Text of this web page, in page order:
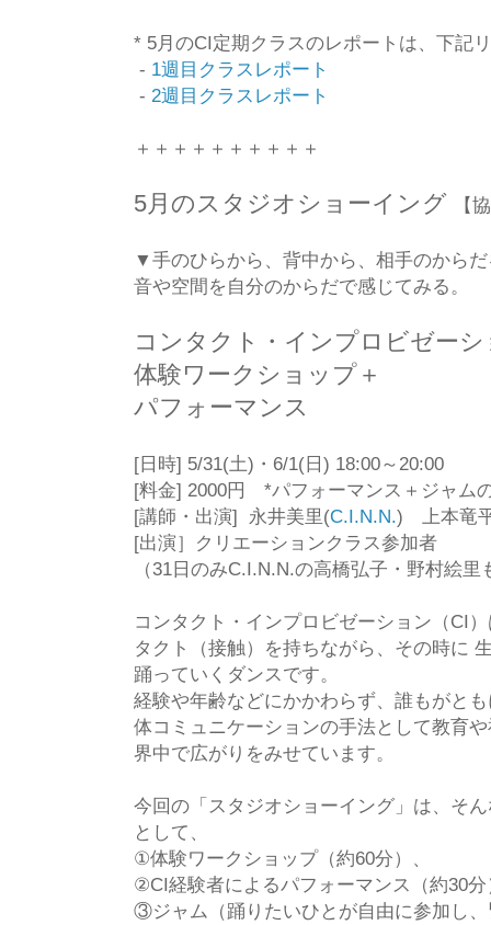
* 5月のCI定期クラスのレポートは、下記
- 1週目クラスレポート
- 2週目クラスレポート
＋＋＋＋＋＋＋＋＋＋
5月のスタジオショーイング 【
▼手のひらから、背中から、相手のから
音や空間を自分のからだで感じてみる。
コンタクト・インプロビゼー
体験ワークショップ＋
パフォーマンス
[日時] 5/31(土)・6/1(日) 18:00～20:00
[料金] 2000円 *パフォーマンス＋ジャム
[講師・出演] 永井美里(C.I.N.N.) 上本竜
[出演］クリエーションクラス参加者
（31日のみC.I.N.N.の高橋弘子・野村絵里
コンタクト・インプロビゼーション（CI
タクト（接触）を持ちながら、その時に
踊っていくダンスです。
経験や年齢などにかかわらず、誰もがと
体コミュニケーションの手法として教育
界中で広がりをみせています。
今回の「スタジオショーイング」は、そ
として、
①体験ワークショップ（約60分）、
②CI経験者によるパフォーマンス（約30
③ジャム（踊りたいひとが自由に参加し